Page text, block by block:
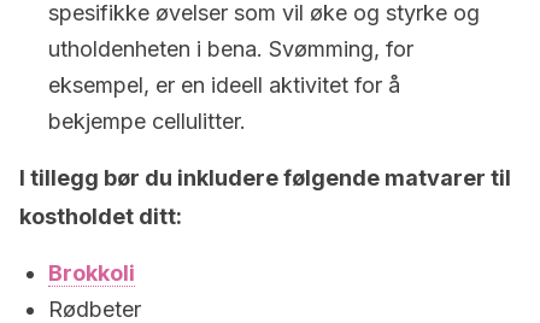
spesifikke øvelser som vil øke og styrke og
utholdenheten i bena. Svømming, for
eksempel, er en ideell aktivitet for å
bekjempe cellulitter.
I tillegg bør du inkludere følgende matvarer til
kostholdet ditt:
Brokkoli
Rødbeter